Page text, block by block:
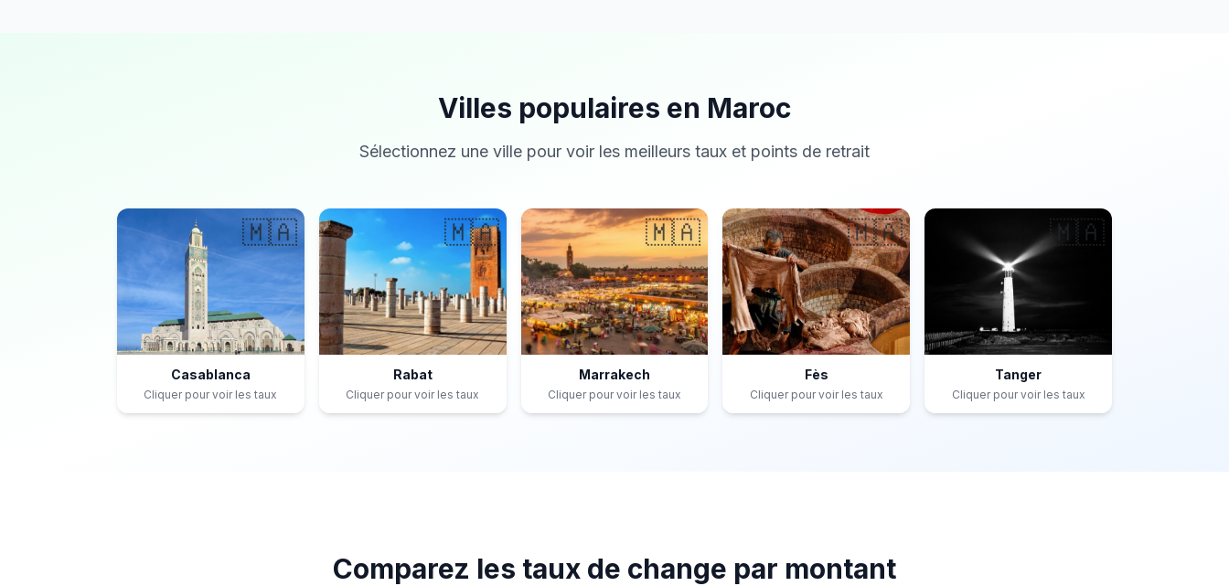
Villes populaires en Maroc
Sélectionnez une ville pour voir les meilleurs taux et points de retrait
🇲🇦
Casablanca
Cliquer pour voir les taux
🇲🇦
Rabat
Cliquer pour voir les taux
🇲🇦
Marrakech
Cliquer pour voir les taux
🇲🇦
Fès
Cliquer pour voir les taux
🇲🇦
Tanger
Cliquer pour voir les taux
Comparez les taux de change par montant